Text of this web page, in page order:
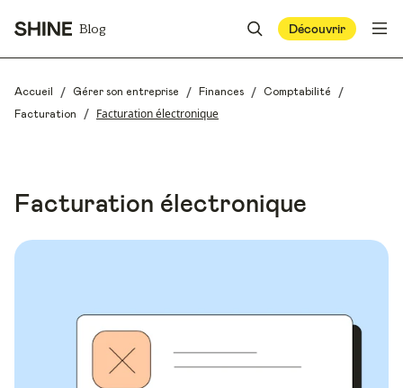
Blog Découvrir
Accueil / Gérer son entreprise / Finances / Comptabilité /
Facturation / Facturation électronique
Facturation électronique